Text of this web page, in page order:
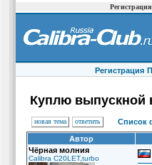
Регистрация
Регистрация
Куплю выпускной
новая тема ответить Список
Автор
Чёрная молния
Calibra C20LET,turbo